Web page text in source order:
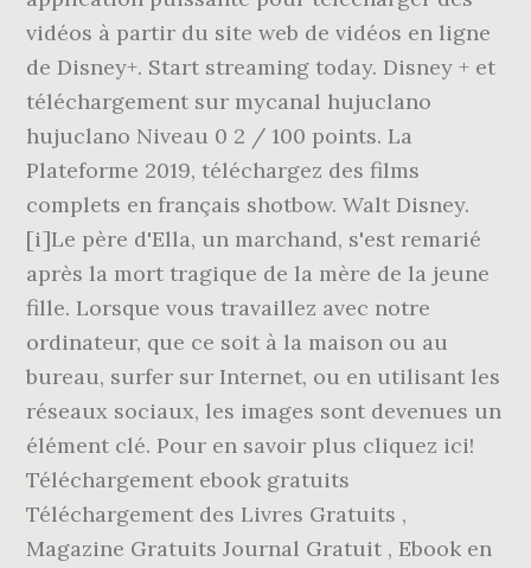
vidéos à partir du site web de vidéos en ligne
de Disney+. Start streaming today. Disney + et
téléchargement sur mycanal hujuclano
hujuclano Niveau 0 2 / 100 points. La
Plateforme 2019, téléchargez des films
complets en français shotbow. Walt Disney.
[i]Le père d'Ella, un marchand, s'est remarié
après la mort tragique de la mère de la jeune
fille. Lorsque vous travaillez avec notre
ordinateur, que ce soit à la maison ou au
bureau, surfer sur Internet, ou en utilisant les
réseaux sociaux, les images sont devenues un
élément clé. Pour en savoir plus cliquez ici!
Téléchargement ebook gratuits
Téléchargement des Livres Gratuits ,
Magazine Gratuits Journal Gratuit , Ebook en